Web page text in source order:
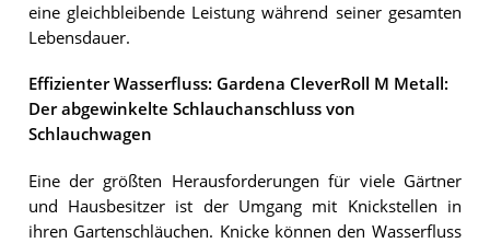
eine gleichbleibende Leistung während seiner gesamten
Lebensdauer.
Effizienter Wasserfluss: Gardena CleverRoll M Metall:
Der abgewinkelte Schlauchanschluss von
Schlauchwagen
Eine der größten Herausforderungen für viele Gärtner
und Hausbesitzer ist der Umgang mit Knickstellen in
ihren Gartenschläuchen. Knicke können den Wasserfluss